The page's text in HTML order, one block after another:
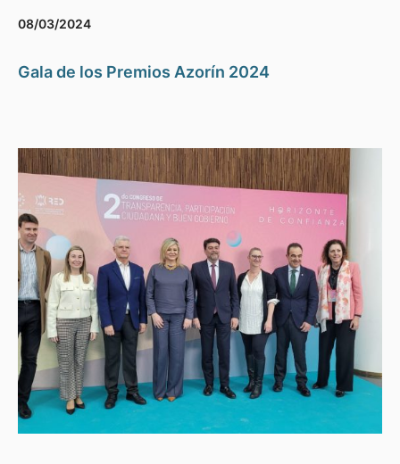
08/03/2024
Gala de los Premios Azorín 2024